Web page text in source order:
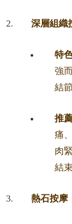
深層組織
特
強
結
推
痛
肉
結
熱石按摩